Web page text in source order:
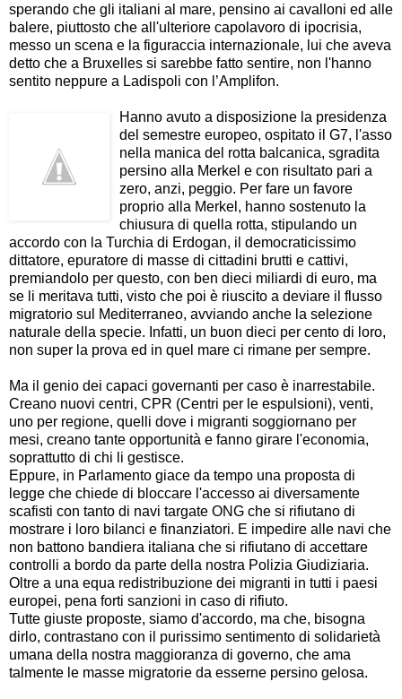
sperando che gli italiani al mare, pensino ai cavalloni ed alle
balere, piuttosto che all'ulteriore capolavoro di ipocrisia,
messo un scena e la figuraccia internazionale, lui che aveva
detto che a Bruxelles si sarebbe fatto sentire, non l'hanno
sentito neppure a Ladispoli con l’Amplifon.
Hanno avuto a disposizione la presidenza
del semestre europeo, ospitato il G7, l'asso
nella manica del rotta balcanica, sgradita
persino alla Merkel e con risultato pari a
zero, anzi, peggio. Per fare un favore
proprio alla Merkel, hanno sostenuto la
chiusura di quella rotta, stipulando un
accordo con la Turchia di Erdogan, il democraticissimo
dittatore, epuratore di masse di cittadini brutti e cattivi,
premiandolo per questo, con ben dieci miliardi di euro, ma
se li meritava tutti, visto che poi è riuscito a deviare il flusso
migratorio sul Mediterraneo, avviando anche la selezione
naturale della specie. Infatti, un buon dieci per cento di loro,
non super la prova ed in quel mare ci rimane per sempre.
Ma il genio dei capaci governanti per caso è inarrestabile.
Creano nuovi centri, CPR (Centri per le espulsioni), venti,
uno per regione, quelli dove i migranti soggiornano per
mesi, creano tante opportunità e fanno girare l'economia,
soprattutto di chi li gestisce.
Eppure, in Parlamento giace da tempo una proposta di
legge che chiede di bloccare l'accesso ai diversamente
scafisti con tanto di navi targate ONG che si rifiutano di
mostrare i loro bilanci e finanziatori. E impedire alle navi che
non battono bandiera italiana che si rifiutano di accettare
controlli a bordo da parte della nostra Polizia Giudiziaria.
Oltre a una equa redistribuzione dei migranti in tutti i paesi
europei, pena forti sanzioni in caso di rifiuto.
Tutte giuste proposte, siamo d'accordo, ma che, bisogna
dirlo, contrastano con il purissimo sentimento di solidarietà
umana della nostra maggioranza di governo, che ama
talmente le masse migratorie da esserne persino gelosa.